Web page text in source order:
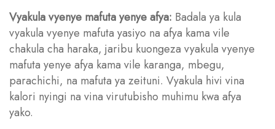
Vyakula vyenye mafuta yenye afya: Badala ya kula
vyakula vyenye mafuta yasiyo na afya kama vile
chakula cha haraka, jaribu kuongeza vyakula vyenye
mafuta yenye afya kama vile karanga, mbegu,
parachichi, na mafuta ya zeituni. Vyakula hivi vina
kalori nyingi na vina virutubisho muhimu kwa afya
yako.